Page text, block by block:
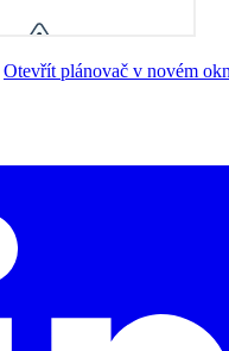
Otevřít plánovač v novém